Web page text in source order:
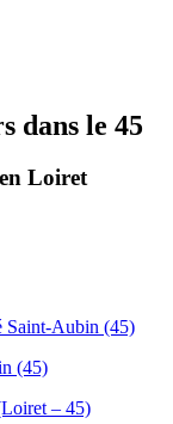
dans le 45
Loiret
(45)